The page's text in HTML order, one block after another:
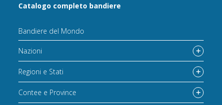
Catalogo completo bandiere
Bandiere del Mondo
Nazioni
Regioni e Stati
Contee e Province